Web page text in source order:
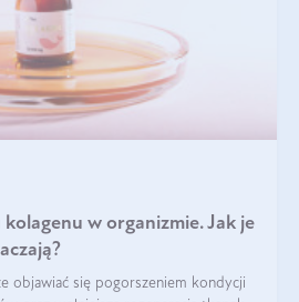
w organizmie. Jak je
objawiać się pogorszeniem kondycji